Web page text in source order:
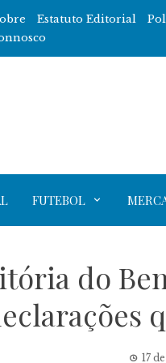
Estatuto Editorial
FUTEBOL
do
17